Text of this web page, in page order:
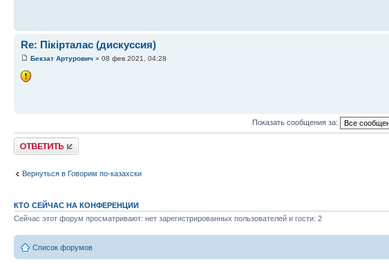
Re: Пікірталас (дискуссия)
Бекзат Артурович » 08 фев 2021, 04:28
Показать сообщения за:
Ответить
Вернуться в Говорим по-казахски
КТО СЕЙЧАС НА КОНФЕРЕНЦИИ
Сейчас этот форум просматривают: нет зарегистрированных пользователей и гости: 2
Список форумов